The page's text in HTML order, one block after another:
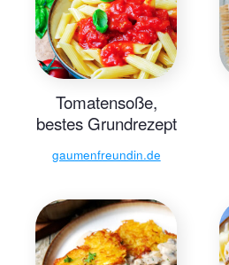
Tomatensoße,
bestes Grundrezept
Foodblog –
Familienrezepte
gaumenfreundin.de